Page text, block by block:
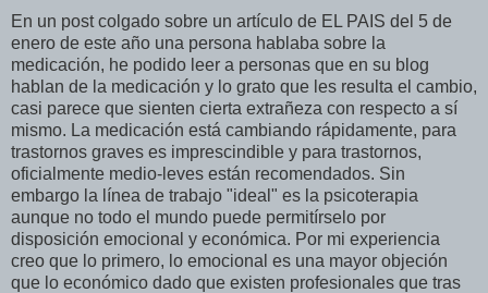
En un post colgado sobre un artículo de EL PAIS del 5 de
enero de este año una persona hablaba sobre la
medicación, he podido leer a personas que en su blog
hablan de la medicación y lo grato que les resulta el cambio,
casi parece que sienten cierta extrañeza con respecto a sí
mismo. La medicación está cambiando rápidamente, para
trastornos graves es imprescindible y para trastornos,
oficialmente medio-leves están recomendados. Sin
embargo la línea de trabajo "ideal" es la psicoterapia
aunque no todo el mundo puede permitírselo por
disposición emocional y económica. Por mi experiencia
creo que lo primero, lo emocional es una mayor objeción
que lo económico dado que existen profesionales que tras